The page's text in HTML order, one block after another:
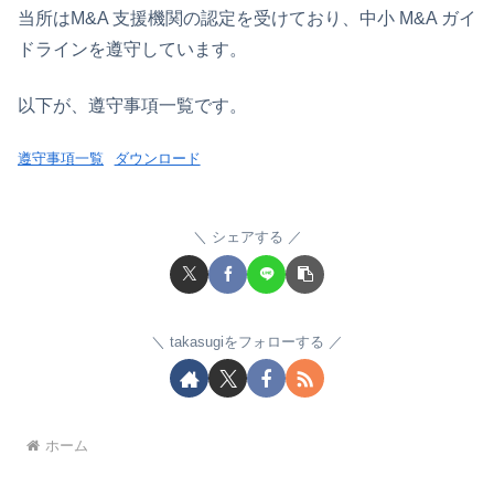
当所はM&A 支援機関の認定を受けており、中小 M&A ガイ
ドラインを遵守しています。
以下が、遵守事項一覧です。
遵守事項一覧 ダウンロード
シェアする
takasugiをフォローする
ホーム